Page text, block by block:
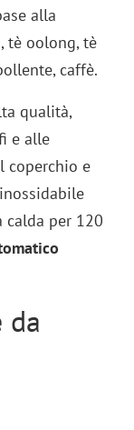
alla
tè oolong, tè
caffè.
qualità,
e alle
coperchio e
calda per 120